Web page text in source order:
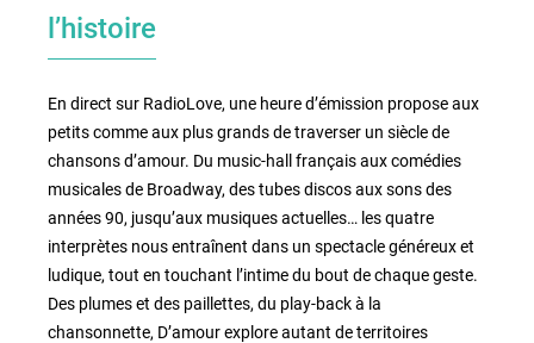
l’histoire
En direct sur RadioLove, une heure d’émission propose aux
petits comme aux plus grands de traverser un siècle de
chansons d’amour. Du music-hall français aux comédies
musicales de Broadway, des tubes discos aux sons des
années 90, jusqu’aux musiques actuelles… les quatre
interprètes nous entraînent dans un spectacle généreux et
ludique, tout en touchant l’intime du bout de chaque geste.
Des plumes et des paillettes, du play-back à la
chansonnette, D’amour explore autant de territoires